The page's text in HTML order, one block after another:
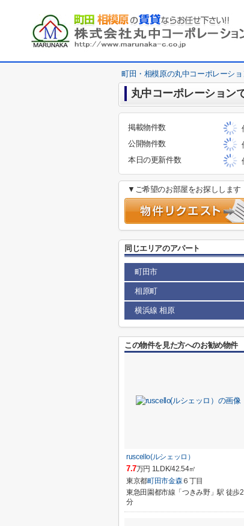
町田・相模原の丸中コーポレーショ
丸中コーポレーション
掲載物件数
公開物件数
本日の更新件数
▼ご希望のお部屋をお探しします
同じエリアのアパート
町田市
相原町
横浜線 相原
この物件を見た方へのお勧め物件
ruscello(ルシェッロ）
7.7万円 1LDK/42.54㎡
東京都町田市金森６丁目
東急田園都市線「つきみ野」駅 徒歩
分